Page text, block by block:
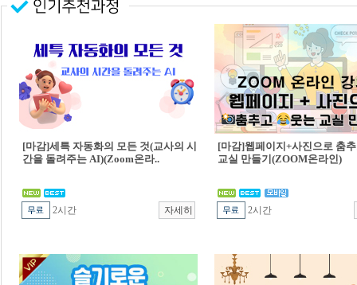
[마감]세특 자동화의 모든 것(교사의 시
간을 돌려주는 AI)(Zoom온라..
2시간
[마감]웹페이지+사진으로 춤
교실 만들기(ZOOM온라인)
2시간